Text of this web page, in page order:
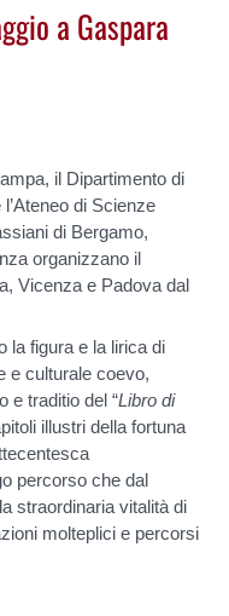
a Gaspara
il Dipartimento di
di Scienze
di Bergamo,
organizzano il
Vicenza e Padova dal
la figura e la lirica di
e culturale coevo,
e traditio del “Libro di
illustri della fortuna
percorso che dal
straordinaria vitalità di
molteplici e percorsi